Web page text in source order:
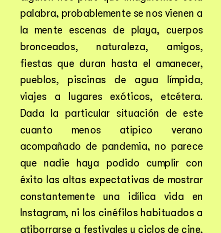
palabra, probablemente se nos vienen a
la mente escenas de playa, cuerpos
bronceados, naturaleza, amigos,
fiestas que duran hasta el amanecer,
pueblos, piscinas de agua límpida,
viajes a lugares exóticos, etcétera.
Dada la particular situación de este
cuanto menos atípico verano
acompañado de pandemia, no parece
que nadie haya podido cumplir con
éxito las altas expectativas de mostrar
constantemente una idílica vida en
Instagram, ni los cinéfilos habituados a
atiborrarse a festivales y ciclos de cine,